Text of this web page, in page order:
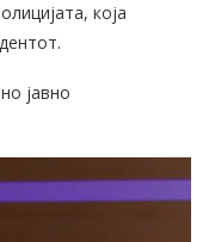
која
јавно